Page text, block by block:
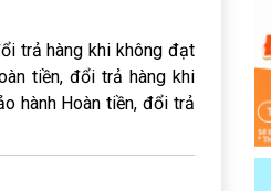
trả hàng khi không đạt
tiền, đổi trả hàng khi
hành Hoàn tiền, đổi trả